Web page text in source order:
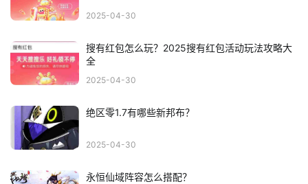
2025-04-30
搜有红包怎么玩？2025搜有红包活动玩法攻略大
全
2025-04-30
绝区零1.7有哪些新邦布？
2025-04-30
永恒仙域阵容怎么搭配？